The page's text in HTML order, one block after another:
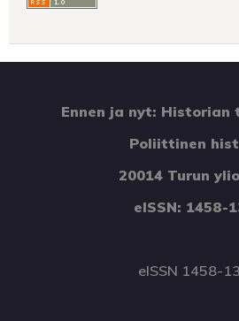
Ennen ja nyt: Historian
Poliittinen
20014 Turun
eISSN: 1458-
eISSN 1458-